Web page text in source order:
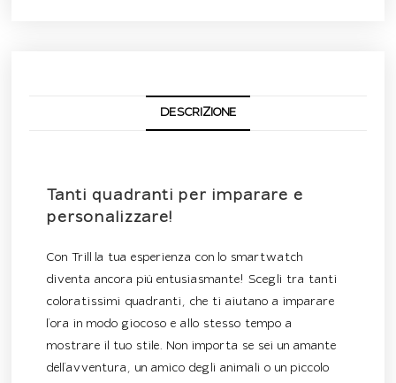
DESCRIZIONE
Tanti quadranti per imparare e
personalizzare!
Con Trill la tua esperienza con lo smartwatch
diventa ancora più entusiasmante! Scegli tra tanti
coloratissimi quadranti, che ti aiutano a imparare
l’ora in modo giocoso e allo stesso tempo a
mostrare il tuo stile. Non importa se sei un amante
dell’avventura, un amico degli animali o un piccolo